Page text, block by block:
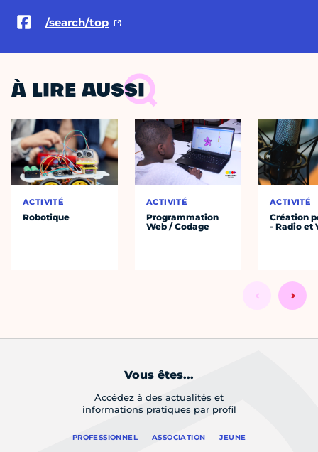
/search/top
À LIRE AUSSI
ACTIVITÉ
Robotique
ACTIVITÉ
Programmation
Web / Codage
ACTIVITÉ
Création
- Radio et
Vous êtes...
Accédez à des actualités et
informations pratiques par profil
PROFESSIONNEL ASSOCIATION JEUNE